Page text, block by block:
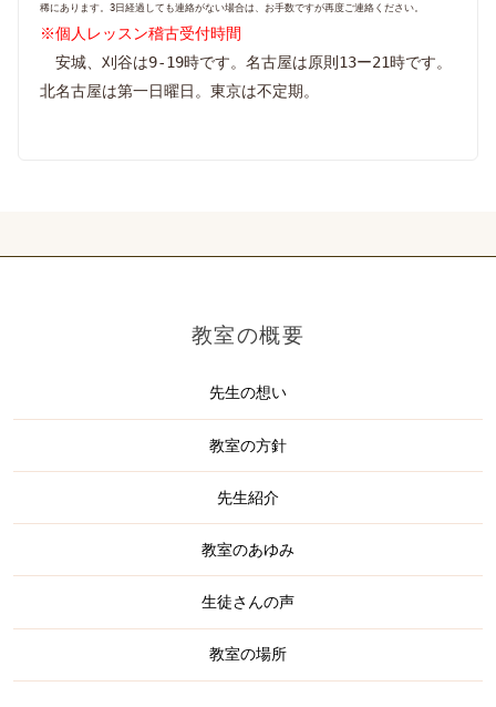
稀にあります。3日経過しても連絡がない場合は、お手数ですが再度ご連絡ください。
※個人レッスン稽古受付時間
安城、刈谷は9-19時です。名古屋は原則13ー21時です。
北名古屋は第一日曜日。東京は不定期。
教室の概要
先生の想い
教室の方針
先生紹介
教室のあゆみ
生徒さんの声
教室の場所